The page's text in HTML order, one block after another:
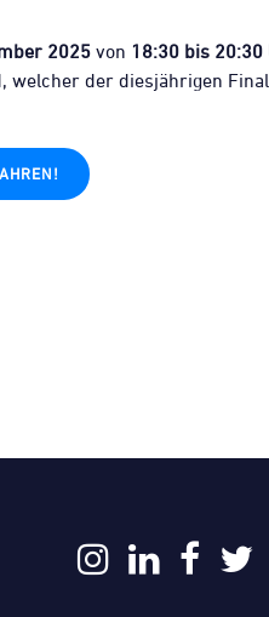
2025von 18:30 bis 20:30
welcher der diesjährigen